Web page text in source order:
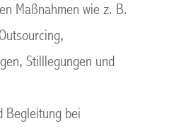
Maßnahmen wie z. B.
Stilllegungen und
Begleitung bei